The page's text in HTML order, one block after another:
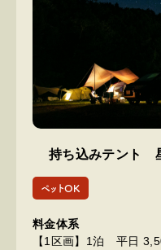
持ち込みテント
ペットOK
料金体系
【1区画】1泊 平日